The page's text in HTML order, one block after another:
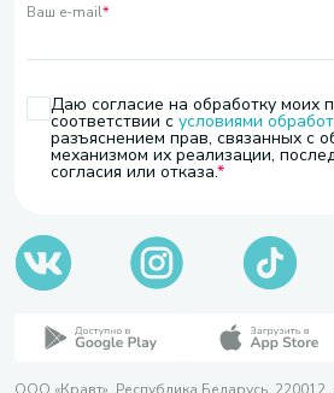
Ваш e-mail*
Даю согласие на обработку моих
соответствии с условиями
разъяснением прав, связанных с
механизмом их реализации,
согласия или отказа.